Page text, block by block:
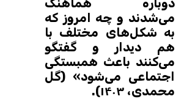
دوباره هماهنگ
می‌شدند و چه امروز که
به شکل‌های مختلف با
هم دیدار و گفتگو
می‌کنند باعث همبستگی
اجتماعی می‌شود» (گل
محمدی، ۱۴۰۳).